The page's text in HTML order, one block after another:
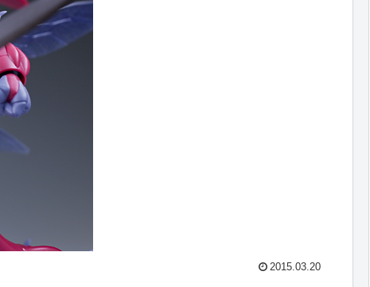
2015.03.20